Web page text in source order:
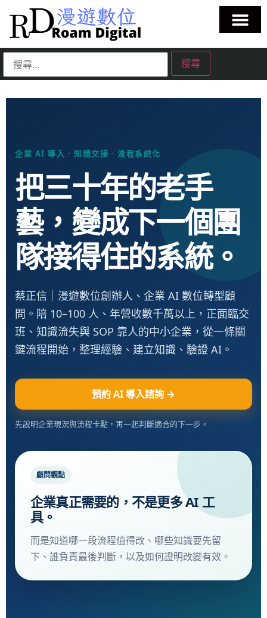
企業 AI 導入 · 知識交接 · 流程系統化
把三十年的老手
藝，變成下一個團
隊接得住的系統。
蔡正信｜漫遊數位創辦人、企業 AI 數位轉型顧
問。陪 10–100 人、年營收數千萬以上，正面臨交
班、知識流失與 SOP 靠人的中小企業，從一條關
鍵流程開始，整理經驗、建立知識、驗證 AI。
預約 AI 導入諮詢 →
先說明企業現況與流程卡點，再一起判斷適合的下一步。
顧問觀點
企業真正需要的，不是更多 AI 工
具。
而是知道哪一段流程值得改、哪些知識要先留
下、誰負責最後判斷，以及如何證明改變有效。